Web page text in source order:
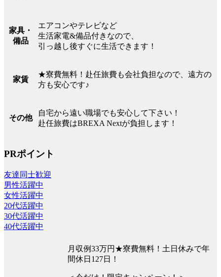
家具・
備品
エアコンやテレビなど
生活家電&備品付きなので、
引っ越し後すぐに生活できます！
家賃
★寮費無料！赴任旅費も会社負担なので、遠方の
方も安心です♪
その他
自宅から遠い職場でも安心して下さい！
赴任旅費はBREXA Nextが負担します！
PRポイント
友達同士歓迎
男性活躍中
女性活躍中
20代活躍中
30代活躍中
40代活躍中
月収例33万円★寮費無料！土日休みで年
間休日127日！